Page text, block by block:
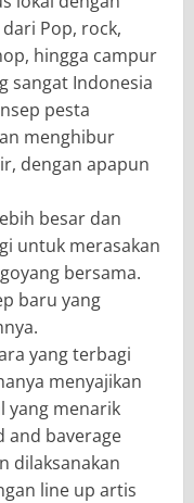
Pop, rock,
hingga campur
sangat Indonesia
pesta
menghibur
dengan apapun
besar dan
untuk merasakan
bersama.
baru yang
yang terbagi
menyajikan
yang menarik
and baverage
dilaksanakan
line up artis